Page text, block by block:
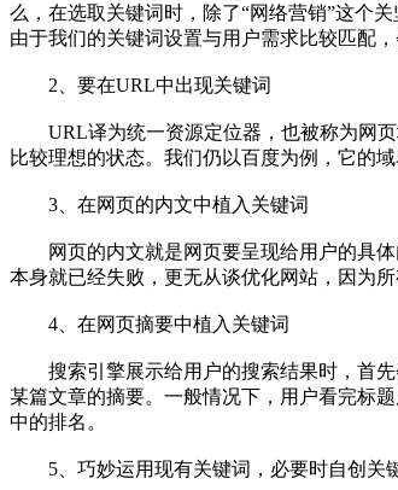
么，在选取关键词时，除了“网络营销”这个
由于我们的关键词设置与用户需求比较匹配
2、要在URL中出现关键词
URL译为统一资源定位器，也被称为网页
比较理想的状态。我们仍以百度为例，它的
3、在网页的内文中植入关键词
网页的内文就是网页要呈现给用户的具体
本身就已经失败，更无从谈优化网站，因为
4、在网页摘要中植入关键词
搜索引擎展示给用户的搜索结果时，首先
某篇文章的摘要。一般情况下，用户看完标
中的排名。
5、巧妙运用现有关键词，必要时自创关